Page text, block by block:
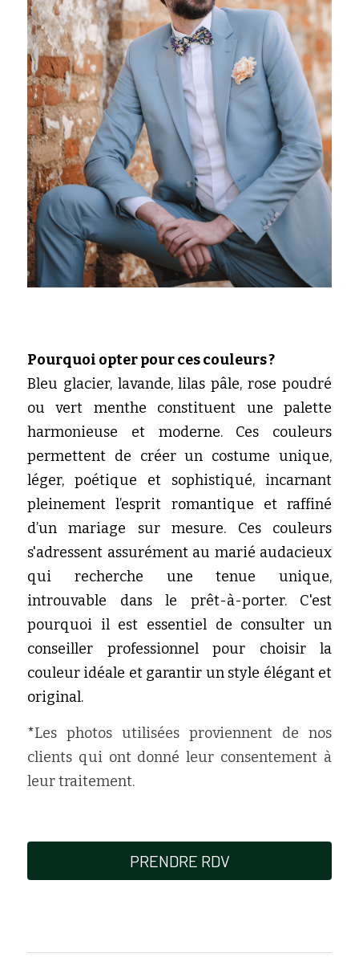
Pourquoi opter pour ces couleurs ?
Bleu glacier, lavande, lilas pâle, rose poudré
ou vert menthe constituent une palette
harmonieuse et moderne. Ces couleurs
permettent de créer un costume unique,
léger, poétique et sophistiqué, incarnant
pleinement l’esprit romantique et raffiné
d’un mariage sur mesure. Ces couleurs
s'adressent assurément au marié audacieux
qui recherche une tenue unique,
introuvable dans le prêt-à-porter. C'est
pourquoi il est essentiel de consulter un
conseiller professionnel pour choisir la
couleur idéale et garantir un style élégant et
original.
*Les photos utilisées proviennent de nos
clients qui ont donné leur consentement à
leur traitement.
PRENDRE RDV